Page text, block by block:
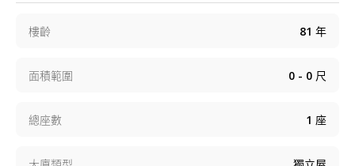
樓齡 81 年
面積範圍 0 - 0 尺
總座數 1 座